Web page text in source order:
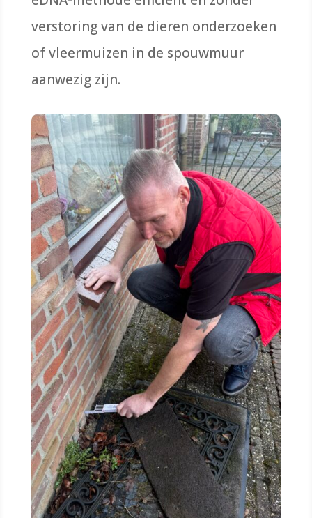
verstoring van de dieren onderzoeken
of vleermuizen in de spouwmuur
aanwezig zijn.